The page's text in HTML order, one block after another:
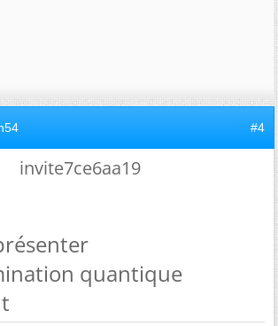
#4
invite7ce6aa19
quantique